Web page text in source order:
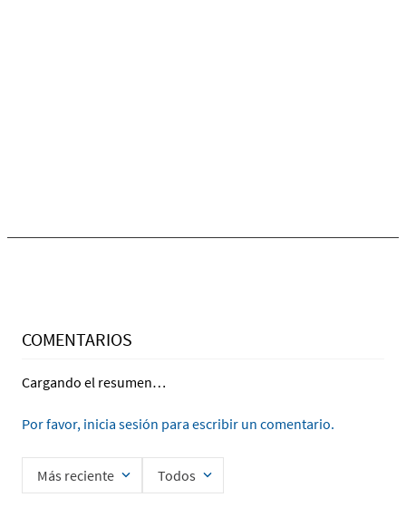
COMENTARIOS
Cargando el resumen…
Por favor, inicia sesión para escribir un comentario.
Más reciente Todos